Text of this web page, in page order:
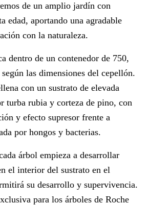
de un amplio jardín con
edad, aportando una agradable
con la naturaleza.
dentro de un contenedor de 750,
las dimensiones del cepellón.
con un sustrato de elevada
turba rubia y corteza de pino, con
y efecto supresor frente a
por hongos y bacterias.
árbol empieza a desarrollar
el interior del sustrato en el
su desarrollo y supervivencia.
para los árboles de Roche